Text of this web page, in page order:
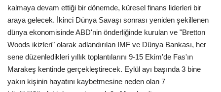
İş & Ekonomi
Pazaryeri
Kültür - Sanat
Firma Rehberi
kalmaya devam ettiği bir dönemde, küresel finans liderleri bir
araya gelecek. İkinci Dünya Savaşı sonrası yeniden şekillenen
dünya ekonomisinde ABD'nin önderliğinde kurulan ve "Bretton
Woods ikizleri" olarak adlandırılan IMF ve Dünya Bankası, her
sene düzenledikleri yıllık toplantılarını 9-15 Ekim'de Fas'ın
Marakeş kentinde gerçekleştirecek. Eylül ayı başında 3 bine
yakın kişinin hayatını kaybetmesine neden olan 7